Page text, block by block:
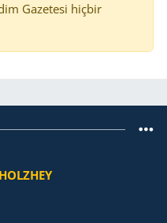
Gazetesi hiçbir